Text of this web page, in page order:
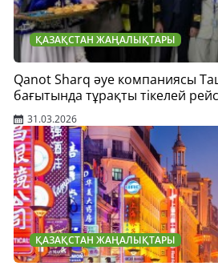
ҚАЗАҚСТАН ЖАҢАЛЫҚТАРЫ
Qanot Sharq әуе компаниясы
бағытында тұрақты тікелей
31.03.2026
ҚАЗАҚСТАН ЖАҢАЛЫҚТАРЫ